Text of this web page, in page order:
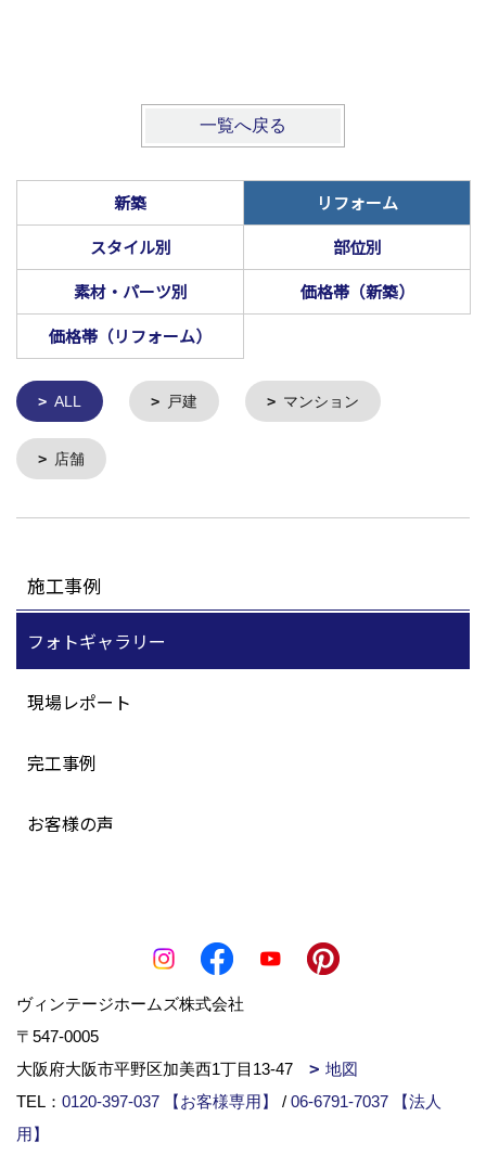
一覧へ戻る
新築
リフォーム
スタイル別
部位別
素材・パーツ別
価格帯（新築）
価格帯（リフォーム）
ALL 戸建 マンション
店舗
施工事例
フォトギャラリー
現場レポート
完工事例
お客様の声
ヴィンテージホームズ株式会社
〒547-0005
大阪府大阪市平野区加美西1丁目13-47
地図
TEL： 0120-397-037 【お客様専用】 / 06-6791-7037 【法人
用】